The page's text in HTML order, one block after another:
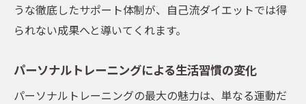
うな徹底したサポート体制が、自己流ダイエットでは得
られない成果へと導いてくれます。
パーソナルトレーニングによる生活習慣の変化
パーソナルトレーニングの最大の魅力は、単なる運動だ